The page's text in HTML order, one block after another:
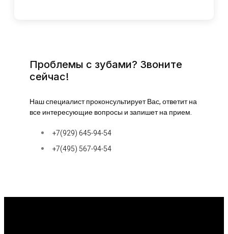
Проблемы с зубами? Звоните
сейчас!
Наш специалист проконсультирует Вас, ответит на
все интересующие вопросы и запишет на прием.
+7(929) 645-94-54
+7(495) 567-94-54